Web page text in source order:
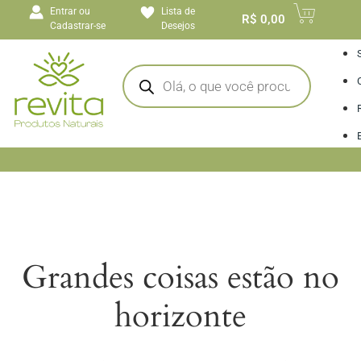
conteúdoEntrar ou
Cadastrar-se
Lista de
Desejos
R$ 0,00
Grandes coisas estão no
horizonte